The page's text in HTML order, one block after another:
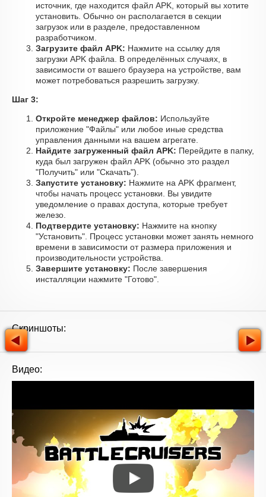
источник, где находится файл APK, который вы хотите
установить. Обычно он располагается в секции
загрузок или в разделе, предоставленном
разработчиком.
Загрузите файл APK: Нажмите на ссылку для
загрузки APK файла. В определённых случаях, в
зависимости от вашего браузера на устройстве, вам
может потребоваться разрешить загрузку.
Шаг 3:
Откройте менеджер файлов: Используйте
приложение "Файлы" или любое иные средства
управления данными на вашем агрегате.
Найдите загруженный файл APK: Перейдите в папку,
куда был загружен файл APK (обычно это раздел
"Получить" или "Скачать").
Запустите установку: Нажмите на APK фрагмент,
чтобы начать процесс установки. Вы увидите
уведомление о правах доступа, которые требует
железо.
Подтвердите установку: Нажмите на кнопку
"Установить". Процесс установки может занять немного
времени в зависимости от размера приложения и
производительности устройства.
Завершите установку: После завершения
инсталляции нажмите "Готово".
Скриншоты:
Видео: